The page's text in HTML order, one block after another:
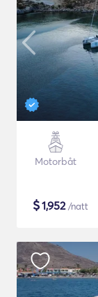
Motorbåt
$1,952/natt